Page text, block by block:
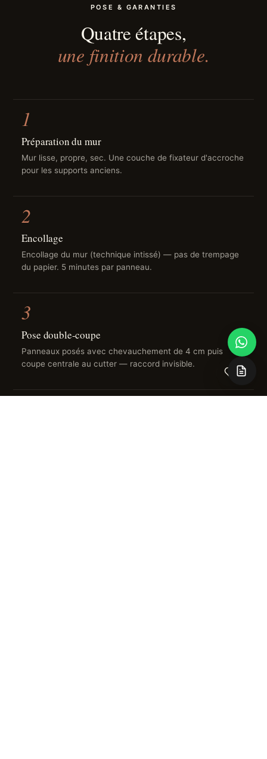
POSE & GARANTIES
Quatre étapes,
une finition durable.
1
Préparation du mur
Mur lisse, propre, sec. Une couche de fixateur d'accroche
pour les supports anciens.
2
Encollage
Encollage du mur (technique intissé) — pas de trempage
du papier. 5 minutes par panneau.
3
Pose double-coupe
Panneaux posés avec chevauchement de 4 cm puis
coupe centrale au cutter — raccord invisible.
0